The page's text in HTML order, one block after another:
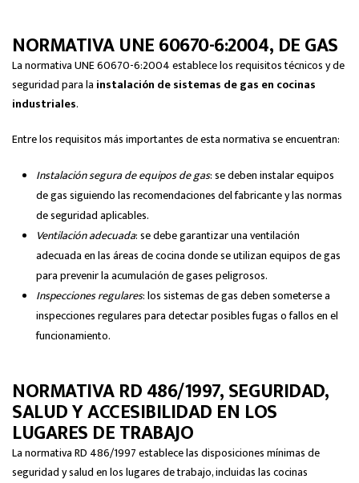
NORMATIVA UNE 60670-6:2004, DE GAS
La normativa UNE 60670-6:2004 establece los requisitos técnicos y de
seguridad para la instalación de sistemas de gas en cocinas
industriales.
Entre los requisitos más importantes de esta normativa se encuentran:
Instalación segura de equipos de gas: se deben instalar equipos
de gas siguiendo las recomendaciones del fabricante y las normas
de seguridad aplicables.
Ventilación adecuada: se debe garantizar una ventilación
adecuada en las áreas de cocina donde se utilizan equipos de gas
para prevenir la acumulación de gases peligrosos.
Inspecciones regulares: los sistemas de gas deben someterse a
inspecciones regulares para detectar posibles fugas o fallos en el
funcionamiento.
NORMATIVA RD 486/1997, SEGURIDAD,
SALUD Y ACCESIBILIDAD EN LOS
LUGARES DE TRABAJO
La normativa RD 486/1997 establece las disposiciones mínimas de
seguridad y salud en los lugares de trabajo, incluidas las cocinas